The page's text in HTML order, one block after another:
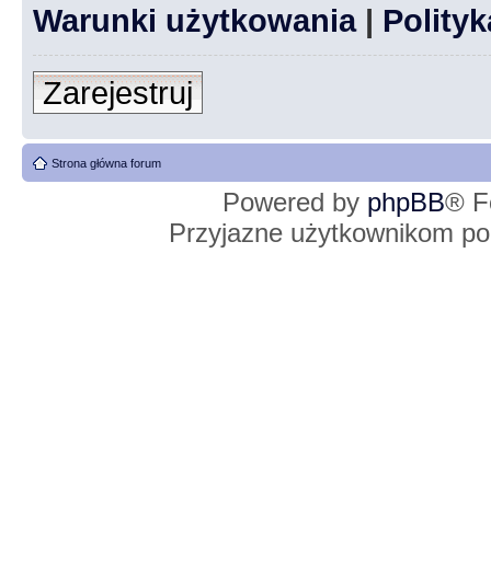
Warunki użytkowania|
Zarejestruj
Strona główna forum
Powered by phpBB®
Przyjazne użytkownikom